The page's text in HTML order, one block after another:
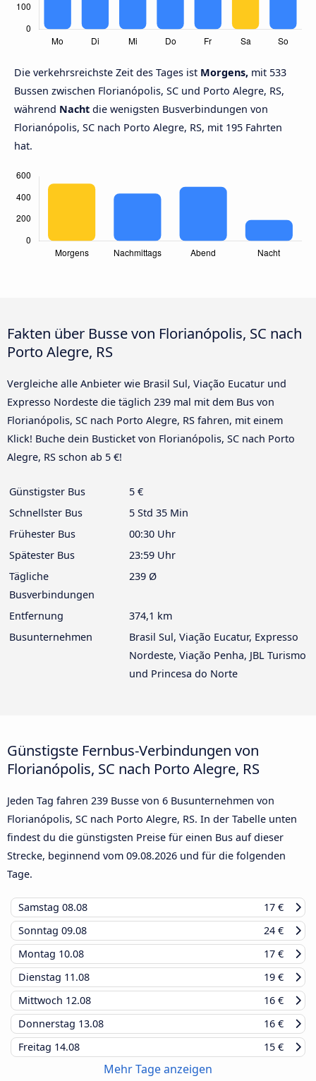
Die verkehrsreichste Zeit des Tages ist Morgens, mit 533
Bussen zwischen Florianópolis, SC und Porto Alegre, RS,
während Nacht die wenigsten Busverbindungen von
Florianópolis, SC nach Porto Alegre, RS, mit 195 Fahrten
hat.
Fakten über Busse von Florianópolis, SC nach
Porto Alegre, RS
Vergleiche alle Anbieter wie Brasil Sul, Viação Eucatur und
Expresso Nordeste die täglich 239 mal mit dem Bus von
Florianópolis, SC nach Porto Alegre, RS fahren, mit einem
Klick! Buche dein Busticket von Florianópolis, SC nach Porto
Alegre, RS schon ab 5 €!
Günstigster Bus
5 €
Schnellster Bus
5 Std 35 Min
Frühester Bus
00:30 Uhr
Spätester Bus
23:59 Uhr
Tägliche
Busverbindungen
239 Ø
Entfernung
374,1 km
Busunternehmen
Brasil Sul, Viação Eucatur, Expresso
Nordeste, Viação Penha, JBL Turismo
und Princesa do Norte
Günstigste Fernbus-Verbindungen von
Florianópolis, SC nach Porto Alegre, RS
Jeden Tag fahren 239 Busse von 6 Busunternehmen von
Florianópolis, SC nach Porto Alegre, RS. In der Tabelle unten
findest du die günstigsten Preise für einen Bus auf dieser
Strecke, beginnend vom 09.08.2026 und für die folgenden
Tage.
Samstag 08.08
17 €
Sonntag 09.08
24 €
Montag 10.08
17 €
Dienstag 11.08
19 €
Mittwoch 12.08
16 €
Donnerstag 13.08
16 €
Freitag 14.08 15 €
Mehr Tage anzeigen